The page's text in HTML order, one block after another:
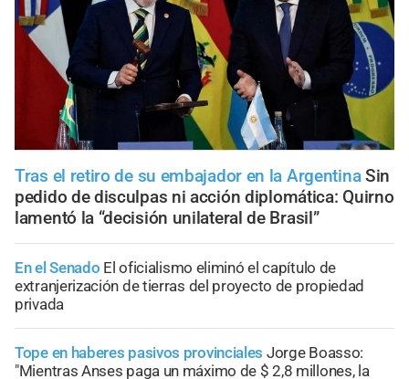
Tras el retiro de su embajador en la Argentina Sin
pedido de disculpas ni acción diplomática: Quirno
lamentó la “decisión unilateral de Brasil”
En el Senado El oficialismo eliminó el capítulo de
extranjerización de tierras del proyecto de propiedad
privada
Tope en haberes pasivos provinciales Jorge Boasso:
"Mientras Anses paga un máximo de $ 2,8 millones, la